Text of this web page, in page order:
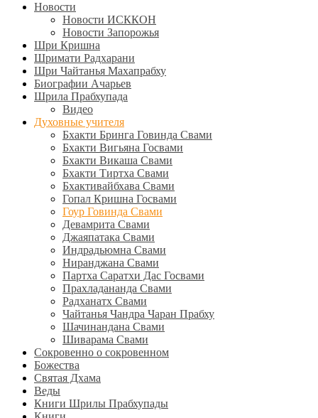
Новости
Новости ИСККОН
Новости Запорожья
Шри Кришна
Шримати Радхарани
Шри Чайтанья Махапрабху
Биографии Ачарьев
Шрила Прабхупада
Видео
Духовные учителя
Бхакти Бринга Говинда Свами
Бхакти Вигьяна Госвами
Бхакти Викаша Свами
Бхакти Тиртха Свами
Бхактивайбхава Свами
Гопал Кришна Госвами
Гоур Говинда Свами
Девамрита Свами
Джаяпатака Свами
Индрадьюмна Свами
Ниранджана Свами
Партха Саратхи Дас Госвами
Прахладананда Свами
Радханатх Свами
Чайтанья Чандра Чаран Прабху
Шачинандана Свами
Шиварама Свами
Сокровенно о сокровенном
Божества
Святая Дхама
Веды
Книги Шрилы Прабхупады